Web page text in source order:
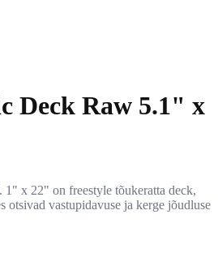
Deck Raw 5.1" x
x 22" on freestyle tõukeratta deck,
otsivad vastupidavuse ja kerge jõudluse